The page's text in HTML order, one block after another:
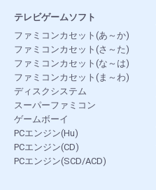
テレビゲームソフト
ファミコンカセット(あ～か)
ファミコンカセット(さ～た)
ファミコンカセット(な～は)
ファミコンカセット(ま～わ)
ディスクシステム
スーパーファミコン
ゲームボーイ
PCエンジン(Hu)
PCエンジン(CD)
PCエンジン(SCD/ACD)